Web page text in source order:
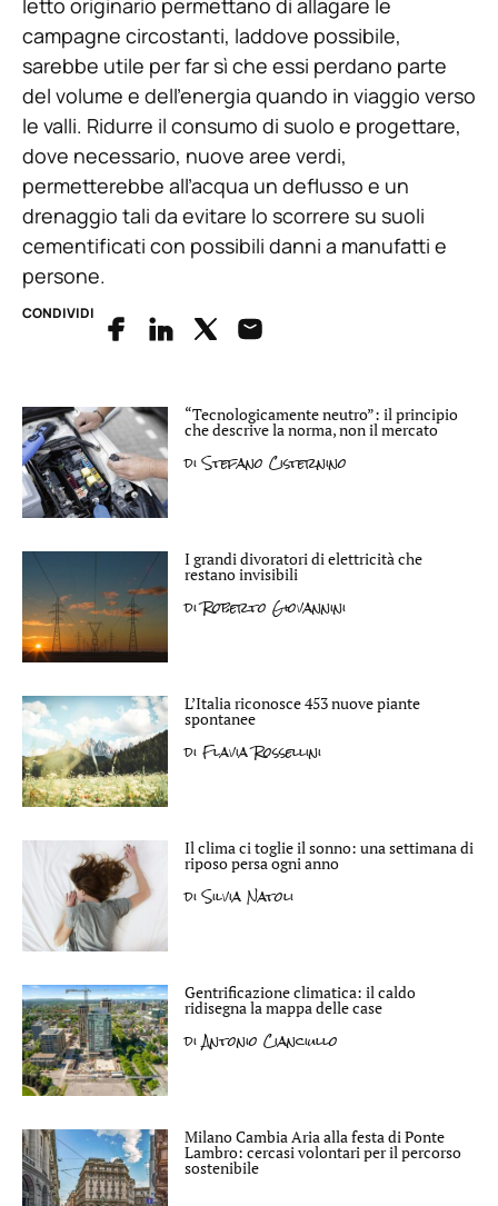
letto originario permettano di allagare le
campagne circostanti, laddove possibile,
sarebbe utile per far sì che essi perdano parte
del volume e dell’energia quando in viaggio verso
le valli. Ridurre il consumo di suolo e progettare,
dove necessario, nuove aree verdi,
permetterebbe all’acqua un deflusso e un
drenaggio tali da evitare lo scorrere su suoli
cementificati con possibili danni a manufatti e
persone.
CONDIVIDI
“Tecnologicamente neutro”: il principio
che descrive la norma, non il mercato
diStefano Cisternino
I grandi divoratori di elettricità che
restano invisibili
diRoberto Giovannini
L’Italia riconosce 453 nuove piante
spontanee
di Flavia Rossellini
Il clima ci toglie il sonno: una settimana di
riposo persa ogni anno
diSilvia Natoli
Gentrificazione climatica: il caldo
ridisegna la mappa delle case
diAntonio Cianciullo
Milano Cambia Aria alla festa di Ponte
Lambro: cercasi volontari per il percorso
sostenibile